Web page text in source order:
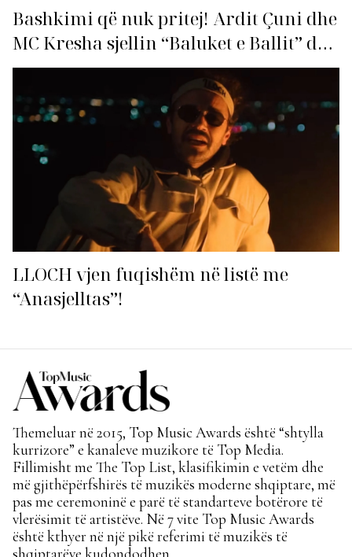
Bashkimi që nuk pritej! Ardit Çuni dhe
MC Kresha sjellin “Baluket e Ballit” dhe
ndezin rrjetin!
LLOCH vjen fuqishëm në listë me
“Anasjelltas”!
Themeluar në 2015, Top Music Awards është “shtylla
kurrizore” e kanaleve muzikore të Top Media.
Fillimisht me The Top List, klasifikimin e vetëm dhe
më gjithëpërfshirës të muzikës moderne shqiptare, më
pas me ceremoninë e parë të standarteve botërore të
vlerësimit të artistëve. Në 7 vite Top Music Awards
është kthyer në një pikë referimi të muzikës të